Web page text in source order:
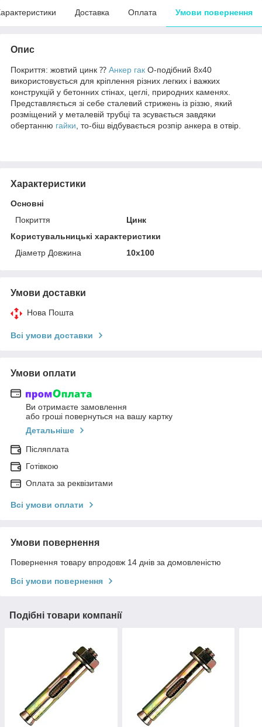
Доставка Оплата Умови повернення
Опис
Покриття: жовтий цинк ⁇ Анкер гак О-подібний 8х40
використовується для кріплення різних легких і важких
конструкцій у бетонних стінах, цеглі, природних каменях.
Представляється зі себе сталевий стрижень із різзю, який
розміщений у металевій трубці та зсувається завдяки
обертанню гайки , то-біш відбувається розпір анкера в отвір.
Характеристики
Основні
Покриття
Цинк
Користувальницькі характеристики
Діаметр Довжина
10x100
Умови доставки
Нова Пошта
Всі умови доставки
Умови оплати
Ви отримаєте замовлення
або гроші повернуться на вашу картку
Детальніше
Післяплата
Готівкою
Оплата за реквізитами
Всі умови оплати
Умови повернення
Повернення товару впродовж 14 днів за домовленістю
Всі умови повернення
Подібні товари компанії